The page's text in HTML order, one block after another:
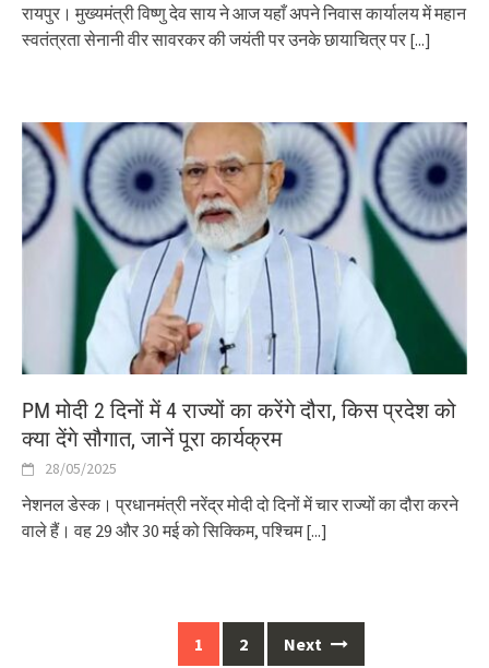
रायपुर। मुख्यमंत्री विष्णु देव साय ने आज यहाँ अपने निवास कार्यालय में महान
स्वतंत्रता सेनानी वीर सावरकर की जयंती पर उनके छायाचित्र पर [...]
PM मोदी 2 दिनों में 4 राज्यों का करेंगे दौरा, किस प्रदेश को
क्या देंगे सौगात, जानें पूरा कार्यक्रम
28/05/2025
नेशनल डेस्क। प्रधानमंत्री नरेंद्र मोदी दो दिनों में चार राज्यों का दौरा करने
वाले हैं। वह 29 और 30 मई को सिक्किम, पश्चिम[...]
1 2 Next